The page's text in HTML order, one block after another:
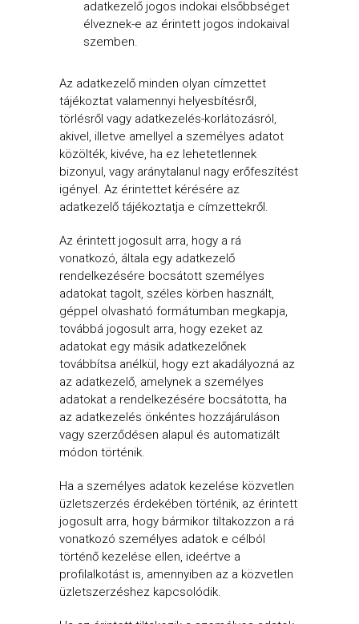
adatkezelő jogos indokai elsőbbséget
élveznek-e az érintett jogos indokaival
szemben.
Az adatkezelő minden olyan címzettet
tájékoztat valamennyi helyesbítésről,
törlésről vagy adatkezelés-korlátozásról,
akivel, illetve amellyel a személyes adatot
közölték, kivéve, ha ez lehetetlennek
bizonyul, vagy aránytalanul nagy erőfeszítést
igényel. Az érintettet kérésére az
adatkezelő tájékoztatja e címzettekről.
Az érintett jogosult arra, hogy a rá
vonatkozó, általa egy adatkezelő
rendelkezésére bocsátott személyes
adatokat tagolt, széles körben használt,
géppel olvasható formátumban megkapja,
továbbá jogosult arra, hogy ezeket az
adatokat egy másik adatkezelőnek
továbbítsa anélkül, hogy ezt akadályozná az
az adatkezelő, amelynek a személyes
adatokat a rendelkezésére bocsátotta, ha
az adatkezelés önkéntes hozzájáruláson
vagy szerződésen alapul és automatizált
módon történik.
Ha a személyes adatok kezelése közvetlen
üzletszerzés érdekében történik, az érintett
jogosult arra, hogy bármikor tiltakozzon a rá
vonatkozó személyes adatok e célból
történő kezelése ellen, ideértve a
profilalkotást is, amennyiben az a közvetlen
üzletszerzéshez kapcsolódik.